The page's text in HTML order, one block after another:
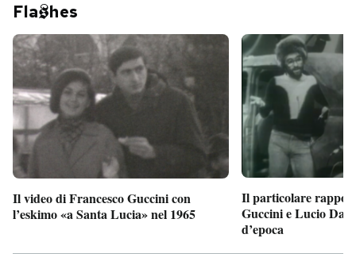
Fla hes
Il video di Francesco Guccini con
l’eskimo «a Santa Lucia» nel 1965
Il particolare
Guccini e Lucio
d’epoca